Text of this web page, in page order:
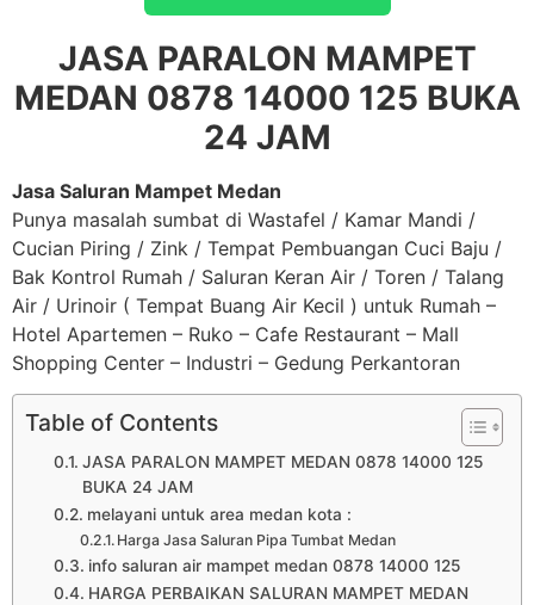
JASA PARALON MAMPET
MEDAN 0878 14000 125 BUKA
24 JAM
Jasa Saluran Mampet Medan
Punya masalah sumbat di Wastafel / Kamar Mandi /
Cucian Piring / Zink / Tempat Pembuangan Cuci Baju /
Bak Kontrol Rumah / Saluran Keran Air / Toren / Talang
Air / Urinoir ( Tempat Buang Air Kecil ) untuk Rumah –
Hotel Apartemen – Ruko – Cafe Restaurant – Mall
Shopping Center – Industri – Gedung Perkantoran
Table of Contents
JASA PARALON MAMPET MEDAN 0878 14000 125
BUKA 24 JAM
melayani untuk area medan kota :
Harga Jasa Saluran Pipa Tumbat Medan
info saluran air mampet medan 0878 14000 125
HARGA PERBAIKAN SALURAN MAMPET MEDAN